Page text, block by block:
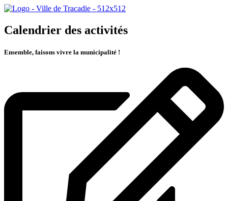
Calendrier des activités
Ensemble, faisons vivre la municipalité !